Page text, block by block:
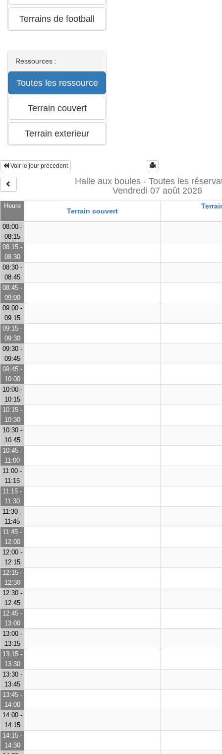
Ressources :
Voir le jour précédent
Halle aux boules - Toutes les
Vendredi 07 août 2026
Heure
Terrain couvert
08:00 -
08:15
08:15 -
08:30
08:30 -
08:45
08:45 -
09:00
09:00 -
09:15
09:15 -
09:30
09:30 -
09:45
09:45 -
10:00
10:00 -
10:15
10:15 -
10:30
10:30 -
10:45
10:45 -
11:00
11:00 -
11:15
11:15 -
11:30
11:30 -
11:45
11:45 -
12:00
12:00 -
12:15
12:15 -
12:30
12:30 -
12:45
12:45 -
13:00
13:00 -
13:15
13:15 -
13:30
13:30 -
13:45
13:45 -
14:00
14:00 -
14:15
14:15 -
14:30